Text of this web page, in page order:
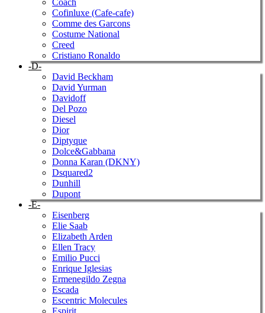
Cofinluxe (Cafe-cafe)
Comme des Garcons
Costume National
Creed
Cristiano Ronaldo
-D-
David Beckham
David Yurman
Davidoff
Del Pozo
Diesel
Dior
Diptyque
Dolce&Gabbana
Donna Karan (DKNY)
Dsquared2
Dunhill
Dupont
-E-
Eisenberg
Elie Saab
Elizabeth Arden
Ellen Tracy
Emilio Pucci
Enrique Iglesias
Ermenegildo Zegna
Escada
Escentric Molecules
Espirit